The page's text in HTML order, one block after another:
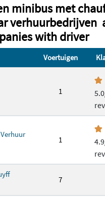
minibus met
verhuurbedrijven
with driver
Voertuigen
1
1
7